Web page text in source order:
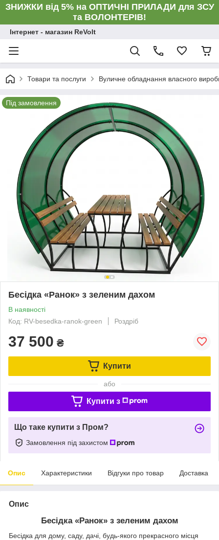
ЗНИЖКИ від 5% на ОПТИЧНІ ПРИЛАДИ для ЗСУ
та ВОЛОНТЕРІВ!
Інтернет - магазин ReVolt
Товари та послуги Вуличне обладнання власного
Під замовлення
Бесідка «Ранок»‎ з зеленим дахом
В наявності
Код: RV-besedka-ranok-green
Роздріб
37 500 ₴
Купити
або
Купити з
Що таке купити з Пром?
Замовлення під захистом
Опис Характеристики Відгуки про товар Доставка
Опис
Бесідка «Ранок»‎ з зеленим дахом
Бесідка для дому, саду, дачі, будь-якого прекрасного місця